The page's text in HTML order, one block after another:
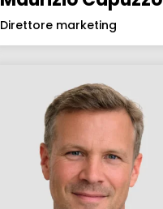
Direttore marketing